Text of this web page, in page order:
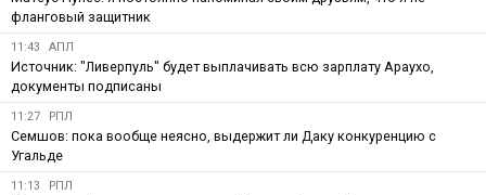
фланговый защитник
11:43 АПЛ
Источник: "Ливерпуль" будет выплачивать всю зарплату Араухо,
документы подписаны
11:27 РПЛ
Семшов: пока вообще неясно, выдержит ли Даку конкуренцию с
Угальде
11:13 РПЛ